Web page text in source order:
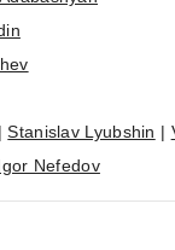
|Stanislav Lyubshin |
Nefedov